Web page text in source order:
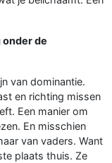
onder de
van dominantie.
en richting missen
Een manier om
En misschien
van vaders. Want
plaats thuis. Ze